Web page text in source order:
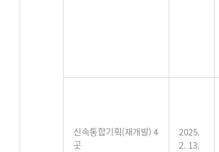
신속통합기획(재개발) 4
곳
2025.
2. 13.